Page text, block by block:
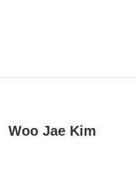
Woo Jae Kim